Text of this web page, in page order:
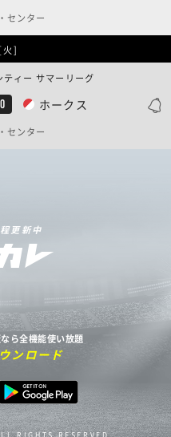
センター
[火]
ホークス
ィー サマーリーグ
センター
更新中
ら全機能使い放題
ンロード